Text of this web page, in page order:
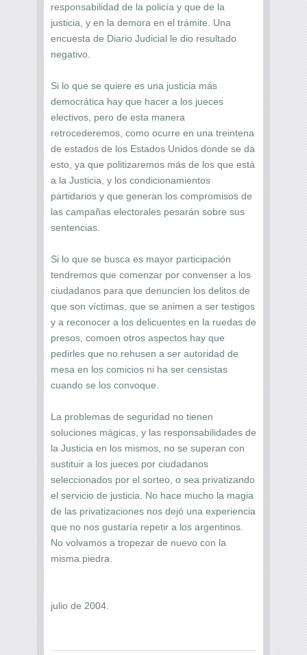
responsabilidad de la policía y que de la
justicia, y en la demora en el trámite. Una
encuesta de Diario Judicial le dio resultado
negativo.
Si lo que se quiere es una justicia más
democrática hay que hacer a los jueces
electivos, pero de esta manera
retrocederemos, como ocurre en una treintena
de estados de los Estados Unidos donde se da
esto, ya que politizaremos más de los que está
a la Justicia, y los condicionamientos
partidarios y que generan los compromisos de
las campañas electorales pesarán sobre sus
sentencias.
Si lo que se busca es mayor participación
tendremos que comenzar por convenser a los
ciudadanos para que denuncien los delitos de
que son víctimas, que se animen a ser testigos
y a reconocer a los delicuentes en la ruedas de
presos, comoen otros aspectos hay que
pedirles que no rehusen a ser autoridad de
mesa en los comicios ni ha ser censistas
cuando se los convoque.
La problemas de seguridad no tienen
soluciones mágicas, y las responsabilidades de
la Justicia en los mismos, no se superan con
sustituir a los jueces por ciudadanos
seleccionados por el sorteo, o sea privatizando
el servicio de justicia. No hace mucho la magia
de las privatizaciones nos dejó una experiencia
que no nos gustaría repetir a los argentinos.
No volvamos a tropezar de nuevo con la
misma piedra.
julio de 2004.